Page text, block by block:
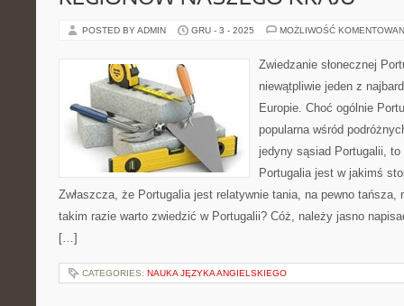
POSTED BY ADMIN GRU - 3 - 2025 MOŻLIWOŚĆ
Zwiedzanie słonecznej
niewątpliwie jeden z
Europie. Choć ogólnie
popularna wśród
jedyny sąsiad Portugalii, to
Portugalia jest w jakimś
Zwłaszcza, że Portugalia jest relatywnie tania, na pewno tańsza,
takim razie warto zwiedzić w Portugalii? Cóż, należy jasno
[…]
CATEGORIES: NAUKA JĘZYKA ANGIELSKIEGO